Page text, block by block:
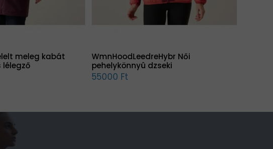
meleg kabát
lélegző
WmnHoodLeedreHybr Női
pehelykönnyû dzseki
55000 Ft